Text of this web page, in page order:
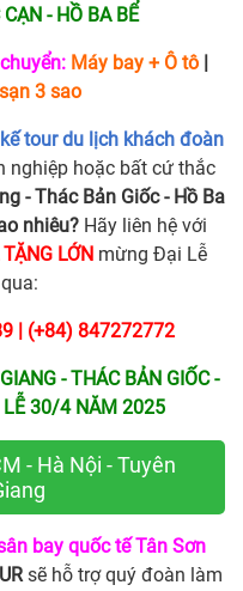
- HỒ BA BỂ
Máy bay + Ô tô
3 sao
tour du lịch khách đoàn
nghiệp hoặc bất cứ thắc
- Thác Bản Giốc - Hồ Ba
nhiêu? Hãy liên hệ với
LỚN mừng Đại Lễ
| (+84) 847272772
- THÁC BẢN GIỐC -
LỄ 30/4 NĂM 2025
- Hà Nội - Tuyên
bay quốc tế Tân Sơn
sẽ hỗ trợ quý đoàn làm